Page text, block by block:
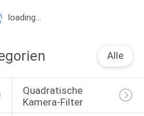
loading...
Alle
Quadratische
Kamera-Filter